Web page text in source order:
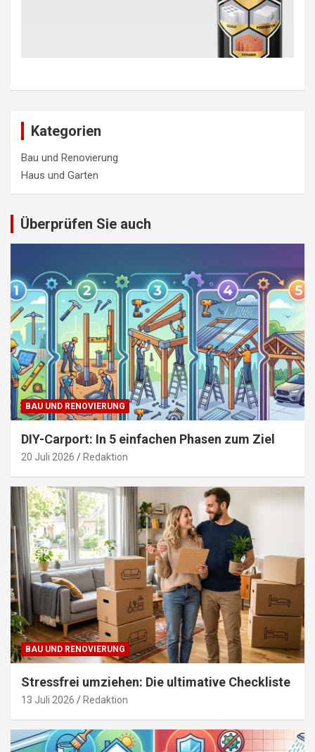
Kategorien
Bau und Renovierung
Haus und Garten
Überprüfen Sie auch
BAU UND RENOVIERUNG
DIY-Carport: In 5 einfachen Phasen zum Ziel
20 Juli 2026 Redaktion
BAU UND RENOVIERUNG
Stressfrei umziehen: Die ultimative Checkliste
13 Juli 2026 Redaktion